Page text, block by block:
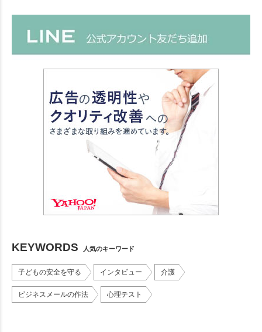
KEYWORDS 人気のキーワード
子どもの安全を守る インタビュー 介護
ビジネスメールの作法 心理テスト